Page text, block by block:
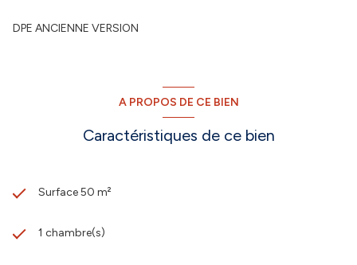
DPE ANCIENNE VERSION
A PROPOS DE CE BIEN
Caractéristiques de ce bien
Surface 50 m²
1 chambre(s)